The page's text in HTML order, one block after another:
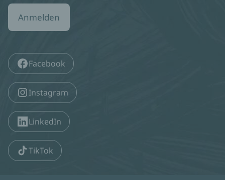
Anmelden
Facebook
Instagram
LinkedIn
TikTok